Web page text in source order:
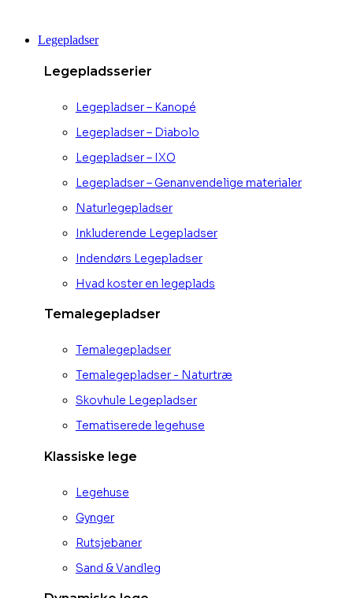
indholdLegepladser
Legepladsserier
Legepladser – Kanopé
Legepladser – Diabolo
Legepladser – IXO
Legepladser – Genanvendelige materialer
Naturlegepladser
Inkluderende Legepladser
Indendørs Legepladser
Hvad koster en legeplads
Temalegepladser
Temalegepladser
Temalegepladser - Naturtræ
Skovhule Legepladser
Tematiserede legehuse
Klassiske lege
Legehuse
Gynger
Rutsjebaner
Sand & Vandleg